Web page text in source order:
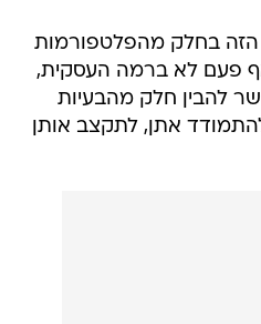
בחלק מהפלטפורמות
פעם לא ברמה העסקית,
להבין חלק מהבעיות
אתן, לתקצב אותן